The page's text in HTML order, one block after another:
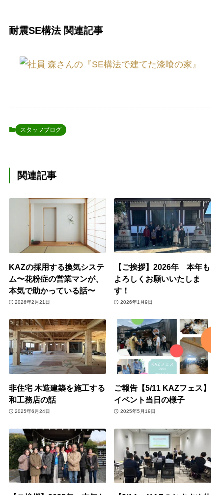
耐震SE構法 関連記事
スタッフブログ
関連記事
KAZの採用する換気システ
ム〜花粉症の営業マンが、
本気で助かっている話〜
2026年2月21日
【ご挨拶】2026年 本年も
よろしくお願いいたしま
す！
2026年1月9日
非住宅 木造建築を施工する
和工務店の話
2025年6月24日
ご報告【5/11 KAZフェス】
イベント当日の様子
2025年5月19日